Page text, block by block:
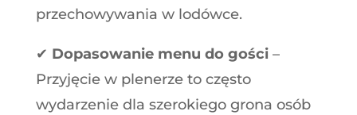
przechowywania w lodówce.
✔ Dopasowanie menu do gości–
Przyjęcie w plenerze to często
wydarzenie dla szerokiego grona osób